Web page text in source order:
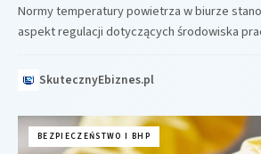
Normy temperatury powietrza w biurze
aspekt regulacji dotyczących środowiska
SkutecznyEbiznes.pl
BEZPIECZEŃSTWO I BHP